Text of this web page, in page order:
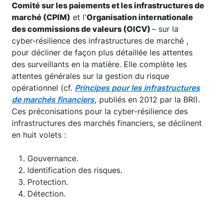
Comité sur les paiements et les infrastructures de
marché (CPIM) et l'Organisation internationale
des commissions de valeurs (OICV) – sur la
cyber-­résilience des infrastructures de marché ,
pour décliner de façon plus détaillée les attentes
des surveillants en la matière. Elle complète les
attentes générales sur la gestion du risque
opérationnel (cf. Principes pour les infrastructures
de marchés financiers, publiés en 2012 par la BRI).
Ces préconisations pour la cyber-résilience des
infrastructures des marchés financiers, se déclinent
en huit volets :
Gouvernance.
ldentification des risques.
Protection.
Détection.